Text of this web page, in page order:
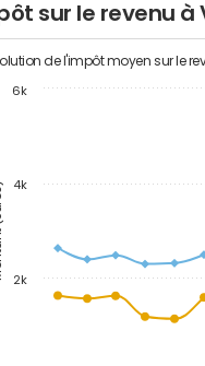
sur le revenu à
de l'impôt moyen sur le
2k
4k
6k